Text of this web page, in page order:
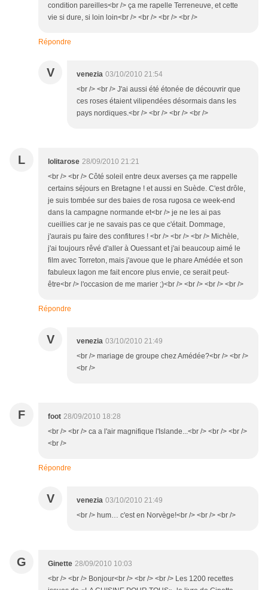
condition pareilles<br /> ça me rapelle Terreneuve, et cette
vie si dure, si loin loin<br /> <br /> <br /> <br />
Répondre
V venezia 03/10/2010 21:54
<br /> <br /> J'ai aussi été étonée de découvrir que
ces roses étaient vilipendées désormais dans les
pays nordiques.<br /> <br /> <br /> <br />
L lolitarose 28/09/2010 21:21
<br /> <br /> Côté soleil entre deux averses ça me rappelle
certains séjours en Bretagne ! et aussi en Suède. C'est drôle,
je suis tombée sur des baies de rosa rugosa ce week-end
dans la campagne normande et<br /> je ne les ai pas
cueillies car je ne savais pas ce que c'était. Dommage,
j'aurais pu faire des confitures ! <br /> <br /> <br /> Michèle,
j'ai toujours rêvé d'aller à Ouessant et j'ai beaucoup aimé le
film avec Torreton, mais j'avoue que le phare Amédée et son
fabuleux lagon me fait encore plus envie, ce serait peut-
être<br /> l'occasion de me marier ;)<br /> <br /> <br /> <br />
Répondre
V venezia 03/10/2010 21:49
<br /> mariage de groupe chez Amédée?<br /> <br />
<br />
F foot 28/09/2010 18:28
<br /> <br /> ca a l'air magnifique l'Islande...<br /> <br /> <br />
<br />
Répondre
V venezia 03/10/2010 21:49
<br /> hum… c'est en Norvège!<br /> <br /> <br />
G Ginette 28/09/2010 10:03
<br /> <br /> Bonjour<br /> <br /> <br /> Les 1200 recettes